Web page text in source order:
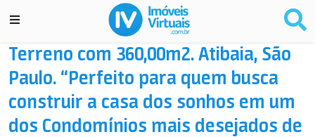
Terreno com 360,00m2. Atibaia, São
Paulo. “Perfeito para quem busca
construir a casa dos sonhos em um
dos Condomínios mais desejados de